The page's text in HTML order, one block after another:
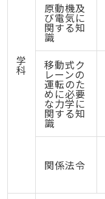
学
科
原動機及
び電気に
関する知
識
移動式ク
レーンの
運転のた
めに必要
な力学に
関する知
識
関係法令